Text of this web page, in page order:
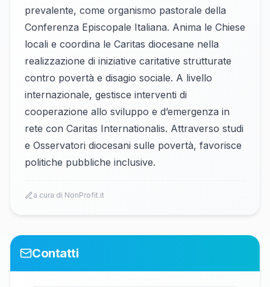
prevalente, come organismo pastorale della
Conferenza Episcopale Italiana. Anima le Chiese
locali e coordina le Caritas diocesane nella
realizzazione di iniziative caritative strutturate
contro povertà e disagio sociale. A livello
internazionale, gestisce interventi di
cooperazione allo sviluppo e d’emergenza in
rete con Caritas Internationalis. Attraverso studi
e Osservatori diocesani sulle povertà, favorisce
politiche pubbliche inclusive.
a cura di NonProfit.it
Contatti